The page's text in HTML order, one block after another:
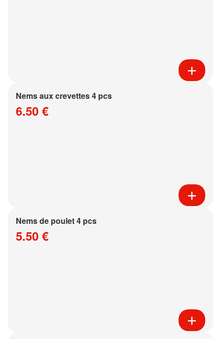
Nems aux crevettes 4 pcs
6.50 €
Nems de poulet 4 pcs
5.50 €